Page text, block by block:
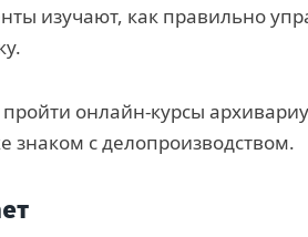
изучают, как правильно
онлайн-курсы
знаком с делопроизводством.